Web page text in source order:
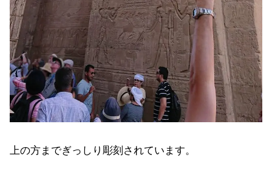
上の方までぎっしり彫刻されています。